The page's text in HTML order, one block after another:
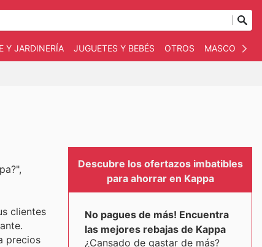
Y JARDINERÍA JUGUETES Y BEBÉS OTROS MASCOTAS
clientes
precios
Descubre los ofertazos imbatibles
para ahorrar en Kappa
No pagues de más! Encuentra
las mejores rebajas de Kappa
¿Cansado de gastar de más?